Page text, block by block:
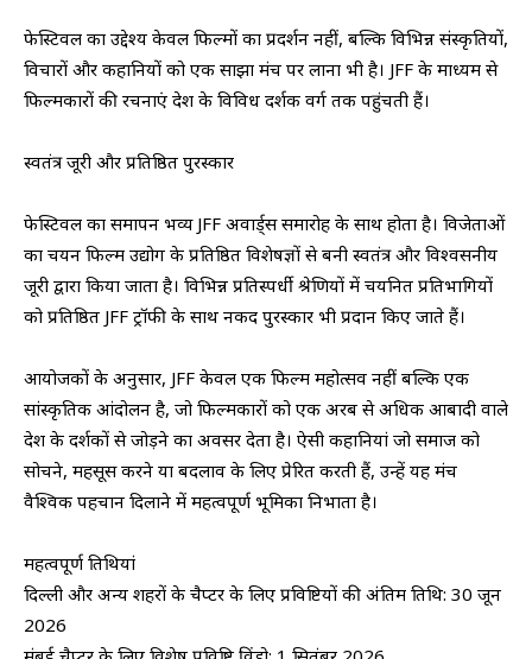
फेस्टिवल का उद्देश्य केवल फिल्मों का प्रदर्शन नहीं, बल्कि विभिन्न संस्कृतियों,
विचारों और कहानियों को एक साझा मंच पर लाना भी है। JFF के माध्यम से
फिल्मकारों की रचनाएं देश के विविध दर्शक वर्ग तक पहुंचती हैं।
स्वतंत्र जूरी और प्रतिष्ठित पुरस्कार
फेस्टिवल का समापन भव्य JFF अवार्ड्स समारोह के साथ होता है। विजेताओं
का चयन फिल्म उद्योग के प्रतिष्ठित विशेषज्ञों से बनी स्वतंत्र और विश्वसनीय
जूरी द्वारा किया जाता है। विभिन्न प्रतिस्पर्धी श्रेणियों में चयनित प्रतिभागियों
को प्रतिष्ठित JFF ट्रॉफी के साथ नकद पुरस्कार भी प्रदान किए जाते हैं।
आयोजकों के अनुसार, JFF केवल एक फिल्म महोत्सव नहीं बल्कि एक
सांस्कृतिक आंदोलन है, जो फिल्मकारों को एक अरब से अधिक आबादी वाले
देश के दर्शकों से जोड़ने का अवसर देता है। ऐसी कहानियां जो समाज को
सोचने, महसूस करने या बदलाव के लिए प्रेरित करती हैं, उन्हें यह मंच
वैश्विक पहचान दिलाने में महत्वपूर्ण भूमिका निभाता है।
महत्वपूर्ण तिथियां
दिल्ली और अन्य शहरों के चैप्टर के लिए प्रविष्टियों की अंतिम तिथि: 30 जून
2026